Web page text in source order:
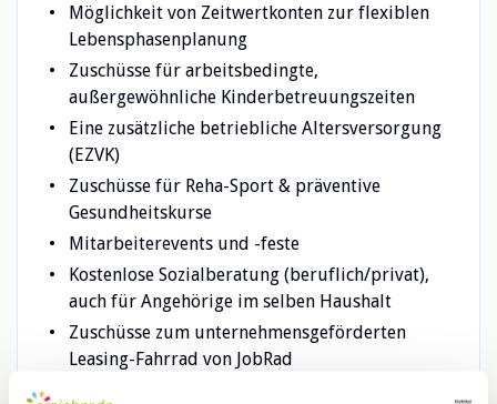
Möglichkeit von Zeitwertkonten zur flexiblen
Lebensphasenplanung
Zuschüsse für arbeitsbedingte,
außergewöhnliche Kinderbetreuungszeiten
Eine zusätzliche betriebliche Altersversorgung
(EZVK)
Zuschüsse für Reha-Sport & präventive
Gesundheitskurse
Mitarbeiterevents und -feste
Kostenlose Sozialberatung (beruflich/privat),
auch für Angehörige im selben Haushalt
Zuschüsse zum unternehmensgeförderten
Leasing-Fahrrad von JobRad